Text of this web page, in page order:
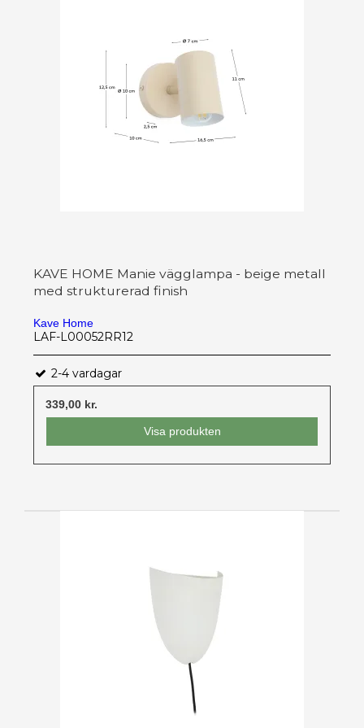
KAVE HOME Manie vägglampa - beige metall
med strukturerad finish
Kave Home
LAF-L00052RR12
2-4 vardagar
339,00 kr.
Visa produkten